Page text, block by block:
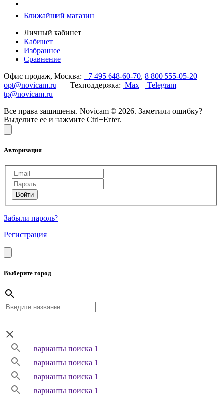
Ближайший магазин
Личный кабинет
Кабинет
Избранное
Сравнение
Офис продаж, Москва: +7 495 648-60-70, 8 800 555-05-20
opt@novicam.ru Техподдержка: Max
Telegram
tp@novicam.ru
Все права защищены. Novicam © 2026. Заметили ошибку?
Выделите ее и нажмите Ctrl+Enter.
Авторизация
Забыли пароль?
Регистрация
Выберите город
варианты поиска 1
варианты поиска 1
варианты поиска 1
варианты поиска 1